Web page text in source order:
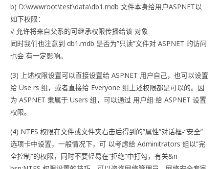
b) D:\wwwroot\test\data\db1.mdb 文件本身给用户ASPNET以
如下权限：
√ 允许将来自父系的可继承权限传播给该 对象
同时我们也注意到 db1.mdb 是否为”只读”文件对 ASPNET 的访问
也会 有一定影响。
(3) 上述权限设置可以直接设置给 ASPNET 用户自己，也可以设置
给 Use rs 组，或者直接给 Everyone 组上述权限都是可以的。因
为 ASPNET 隶属于 Users 组，可以通过 用户组 给 ASPNET 设置
权限。
(4) NTFS 权限在文件或文件夹右击后得到的”属性”对话框-“安全”
选项卡中设置，一般情况下，可 以考虑给 Adminitrators 组以”完
全控制”的权限，同时不要轻易在”拒绝”中打勾，有关&n